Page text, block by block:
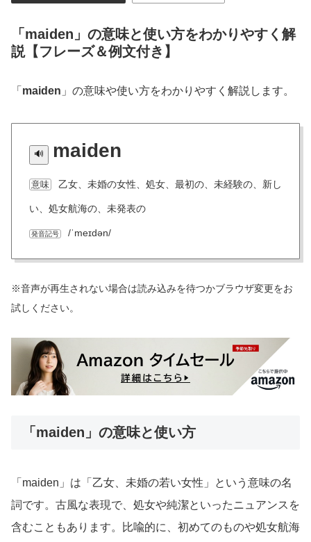
「maiden」の意味と使い方をわかりやすく解
説【フレーズ＆例文付き】
「 maiden 」の意味や使い方をわかりやすく解説します。
maiden
意味 乙女、未婚の女性、処女、最初の、未経験の、新し
い、処女航海の、未発表の
発音記号 /ˈmeɪdən/
※音声が再生されない場合は読み込みを待つかブラウザ変更をお
試しください。
「maiden」の意味と使い方
「maiden」は「乙女、未婚の若い女性」という意味の名
詞です。古風な表現で、処女や純潔といったニュアンスを
含むこともあります。比喩的に、初めてのものや処女航海